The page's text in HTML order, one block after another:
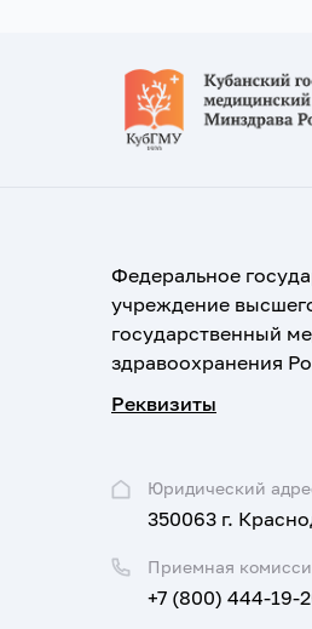
Федеральное
учреждение
государственный
здравоохранения
Реквизиты
Юридический
350063 г.
Приемная
+7 (800) 444-19-